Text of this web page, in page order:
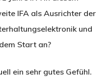
IFA als Ausrichter der
und
Start an?
ein sehr gutes Gefühl.